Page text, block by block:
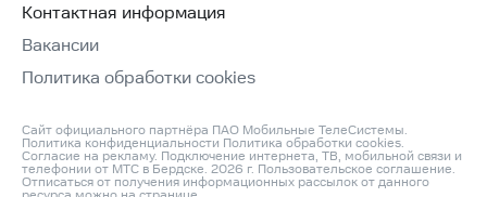
Контактная информация
Вакансии
Политика обработки cookies
Сайт официального партнёра ПАО Мобильные ТелеСистемы.
Политика конфиденциальности Политика обработки cookies.
Согласие на рекламу. Подключение интернета, ТВ, мобильной связи и
телефонии от МТС в Бердске. 2026 г. Пользовательское соглашение.
Отписаться от получения информационных рассылок от данного